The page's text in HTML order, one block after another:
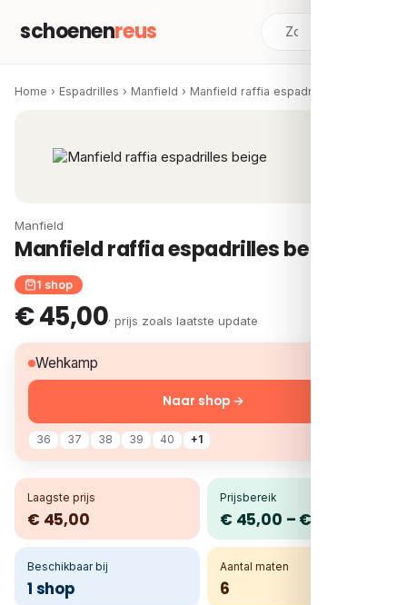
schoenenreus
Home › Espadrilles › Manfield › Manfield raffia espadrilles beige
Manfield
Manfield raffia espadrilles beige
1 shop
€ 45,00· prijs zoals laatste update
Wehkamp
36 37 38 39 40 +1
Naar shop →
Laagste prijs
€ 45,00
Prijsbereik
€ 45,00 – € 45,00
Beschikbaar bij
1 shop
Aantal maten
6